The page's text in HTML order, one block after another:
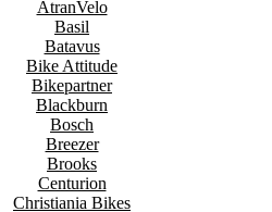
AtranVelo
Basil
Batavus
Bike Attitude
Bikepartner
Blackburn
Bosch
Breezer
Brooks
Centurion
Christiania Bikes